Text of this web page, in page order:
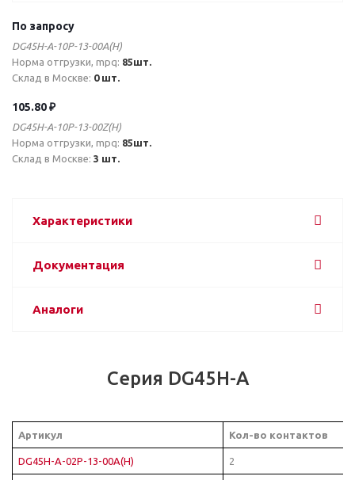
По запросу
DG45H-A-10P-13-00A(H)
Норма отгрузки, mpq: 85шт.
Склад в Москве: 0 шт.
105.80 ₽
DG45H-A-10P-13-00Z(H)
Норма отгрузки, mpq: 85шт.
Склад в Москве: 3 шт.
Характеристики
Документация
Аналоги
Серия DG45H-A
Артикул Кол-во контактов
DG45H-A-02P-13-00A(H) 2